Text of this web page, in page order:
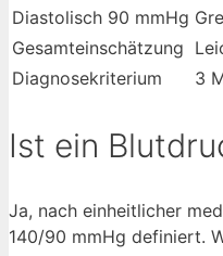
Diastolisch 90 mmHg
Gesamteinschätzung
Diagnosekriterium
3
Ist ein
Ja, nach einheitlicher
140/90 mmHg definiert.